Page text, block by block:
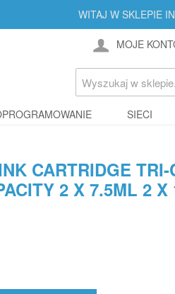
WITAJ W SKLEPIE
MOJE
SIECI
CARTRIDGE
2 X 7.5ML 2 X